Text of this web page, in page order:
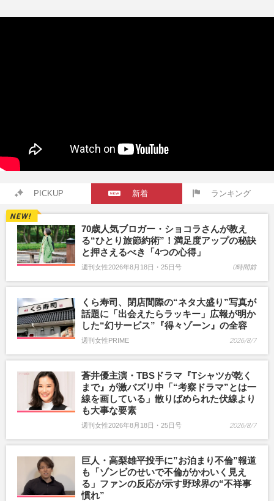
PICKUP 新着 ランキング
70歳人気ブロガー・ショコラさんが教え
る“ひとり旅節約術”！満足度アップの秘訣
と押さえるべき「4つの心得」
週刊女性2026年8月18日・25日号 0時間前
くら寿司、閉店間際の“ネタ大盛り”写真が
話題に「出会えたらラッキー」広報が明か
した“幻サービス”『得々ゾーン』の全容
週刊女性PRIME 2026/8/7
蒼井優主演・TBSドラマ『Tシャツが乾く
まで』が激バズリ中「“考察ドラマ”とは一
線を画している」散りばめられた伏線より
も大事な要素
週刊女性2026年8月18日・25日号 2026/8/7
巨人・高梨雄平投手に”お泊まり不倫”報道
も「ゾンビのせいで不倫がかわいく見え
る」ファンの反応が示す野球界の“不祥事
慣れ”